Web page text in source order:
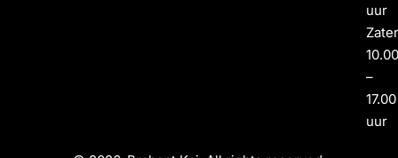
uur
–
17.00
uur